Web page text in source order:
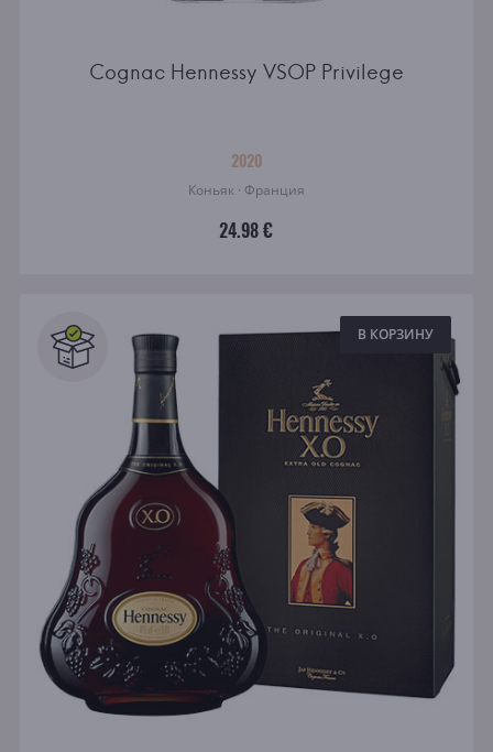
Cognac Hennessy VSOP Privilege
2020
Коньяк · Франция
24.98 €
В КОРЗИНУ